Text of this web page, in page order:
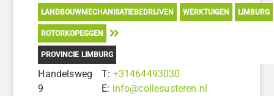
LANDBOUWMECHANISATIEBEDRIJVEN WERKTUIGEN LIMBURG
ROTORKOPEGGEN
PROVINCIE LIMBURG
Handelsweg
9
T: +31464493030
E: info@collesusteren.nl